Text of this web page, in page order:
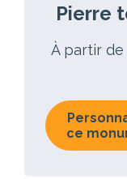
Pierre
À partir de
ce